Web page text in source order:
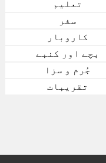
تعلیم
سفر
کاروبار
بچے اور کنبے
جُرم و سزا
تقریبات